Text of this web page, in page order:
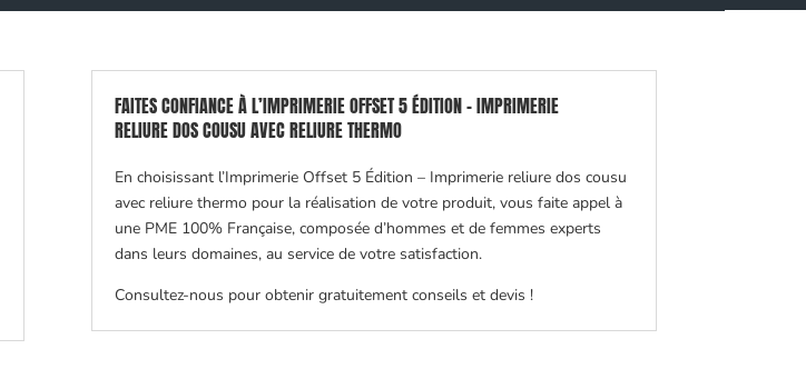
FAITES CONFIANCE À L’IMPRIMERIE OFFSET 5 ÉDITION - IMPRIMERIE
RELIURE DOS COUSU AVEC RELIURE THERMO
En choisissant l’Imprimerie Offset 5 Édition – Imprimerie reliure dos cousu
avec reliure thermo pour la réalisation de votre produit, vous faite appel à
une PME 100% Française, composée d’hommes et de femmes experts
dans leurs domaines, au service de votre satisfaction.
Consultez-nous pour obtenir gratuitement conseils et devis !